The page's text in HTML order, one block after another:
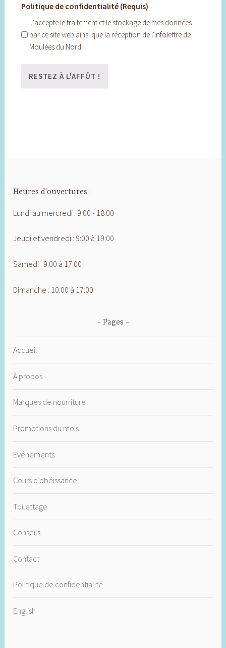
Politique de confidentialité (Requis)
J'accepte le traitement et le stockage de mes données
par ce site web ainsi que la réception de l'infolettre de
Moulées du Nord.
Heures d'ouvertures :
Lundi au mercredi : 9:00 - 18:00
Jeudi et vendredi : 9:00 à 19:00
Samedi : 9:00 à 17:00
Dimanche : 10:00 à 17:00
Pages
Accueil
À propos
Marques de nourriture
Promotions du mois
Événements
Cours d’obéissance
Toilettage
Conseils
Contact
Politique de confidentialité
English